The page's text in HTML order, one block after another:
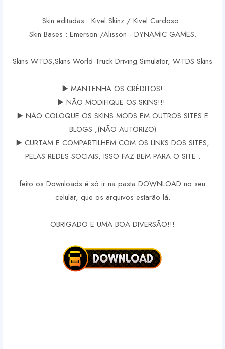
Skin editadas : Kivel Skinz / Kivel Cardoso .
Skin Bases : Emerson /Alisson - DYNAMIC GAMES.
Skins WTDS,Skins World Truck Driving Simulator, WTDS Skins
▶️ MANTENHA OS CRÉDITOS!
▶️ NÃO MODIFIQUE OS SKINS!!!
▶️ NÃO COLOQUE OS SKINS MODS EM OUTROS SITES E
BLOGS ,(NÃO AUTORIZO)
▶️ CURTAM E COMPARTILHEM COM OS LINKS DOS SITES,
PELAS REDES SOCIAIS, ISSO FAZ BEM PARA O SITE .
feito os Downloads é só ir na pasta DOWNLOAD no seu
celular, que os arquivos estarão lá.
OBRIGADO E UMA BOA DIVERSÃO!!!